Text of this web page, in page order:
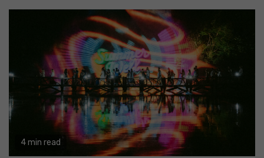
4 min read